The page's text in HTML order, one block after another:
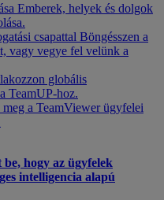
Emberek, helyek és dolgok
csapattal Böngésszen a
vagy vegye fel velünk a
globális
TeamUP-hoz.
meg a TeamViewer ügyfelei
hogy az ügyfelek
intelligencia alapú